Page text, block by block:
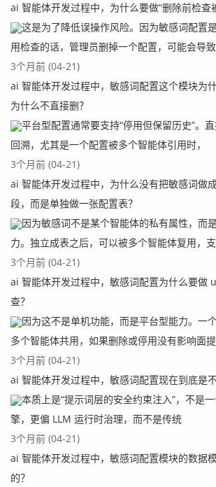
ai 智能体开发过程中，为什么要做“删除前检查
这是为了降低误操作风险。因为敏感词配置
用检查的话，管理员删掉一个配置，可能会导
3个月前 (04-21)
ai 智能体开发过程中，敏感词配置这个模块为
为什么不直接删？
平台型配置通常要支持“停用但保留历史”。
回溯，尤其是一个配置被多个智能体引用时，
3个月前 (04-21)
ai 智能体开发过程中，为什么没有把敏感词做
段，而是单独做一张配置表？
因为敏感词不是某个智能体的私有属性，而
力。独立成表之后，可以被多个智能体复用，
3个月前 (04-21)
ai 智能体开发过程中，敏感词配置为什么要做
查？
因为这不是单机功能，而是平台型能力。一
多个智能体共用，如果删除或停用没有影响面
3个月前 (04-21)
ai 智能体开发过程中，敏感词配置现在到底是
本质上是“提示词层的安全约束注入”，不是
擎，更偏 LLM 运行时治理，而不是传统
3个月前 (04-21)
ai 智能体开发过程中，敏感词配置模块的数据
的？